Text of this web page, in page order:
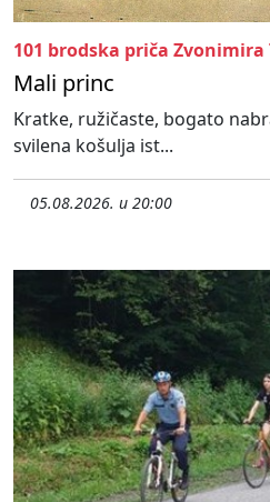
101 brodska priča Zvonimira
Mali princ
Kratke, ružičaste, bogato
svilena košulja ist...
05.08.2026. u 20:00